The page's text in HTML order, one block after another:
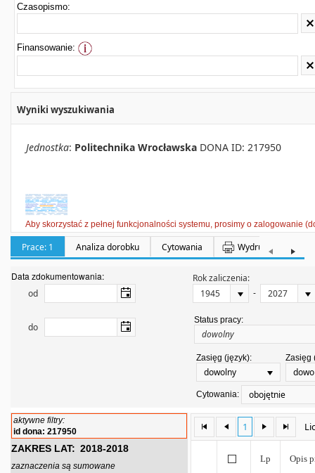
Czasopismo:
Finansowanie:
Wyniki wyszukiwania
Jednostka: Politechnika Wrocławska DONA ID: 217950
Aby skorzystać z pełnej funkcjonalności systemu, prosimy o zalogowanie
Prace: 1 Analiza dorobku Cytowania Wydruki
Data zdokumentowania:
od
Rok zaliczenia:
-
do
Status pracy:
Zasięg (język):
dowolny
Zasięg
Cytowania: obojętnie
aktywne filtry:
id dona: 217950
ZAKRES LAT: 2018-2018
zaznaczenia są sumowane
1
Lp Opis